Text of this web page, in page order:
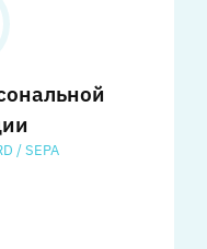
/ SEPA